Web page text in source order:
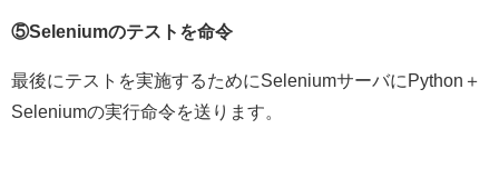
⑤Seleniumのテストを命令
最後にテストを実施するためにSeleniumサーバにPython＋
Seleniumの実行命令を送ります。